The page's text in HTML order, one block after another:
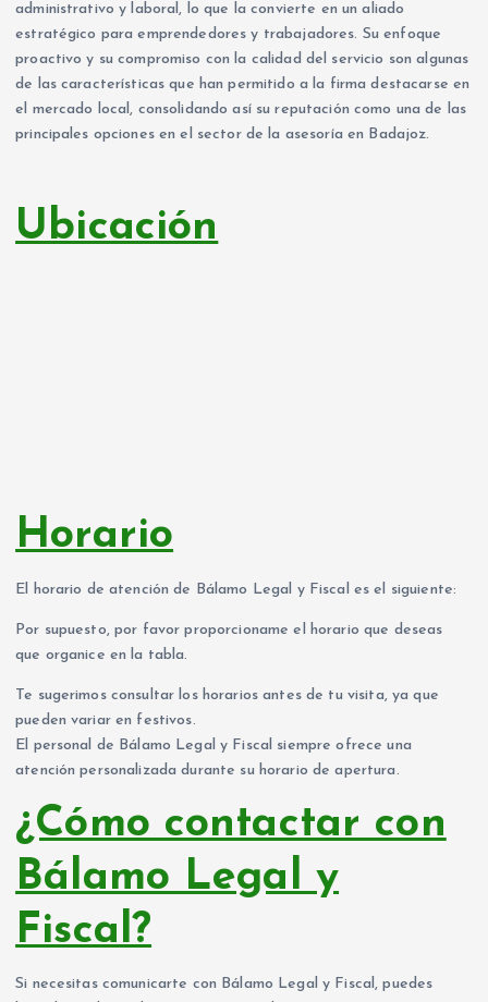
administrativo y laboral, lo que la convierte en un aliado
estratégico para emprendedores y trabajadores. Su enfoque
proactivo y su compromiso con la calidad del servicio son algunas
de las características que han permitido a la firma destacarse en
el mercado local, consolidando así su reputación como una de las
principales opciones en el sector de la asesoría en Badajoz.
Ubicación
Horario
El horario de atención de Bálamo Legal y Fiscal es el siguiente:
Por supuesto, por favor proporcioname el horario que deseas
que organice en la tabla.
Te sugerimos consultar los horarios antes de tu visita, ya que
pueden variar en festivos.
El personal de Bálamo Legal y Fiscal siempre ofrece una
atención personalizada durante su horario de apertura.
¿Cómo contactar con
Bálamo Legal y
Fiscal?
Si necesitas comunicarte con Bálamo Legal y Fiscal, puedes